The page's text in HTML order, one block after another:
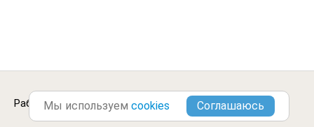
Работа в Бийске. Городские Вакансии ©2013-2026
Мы используем cookies